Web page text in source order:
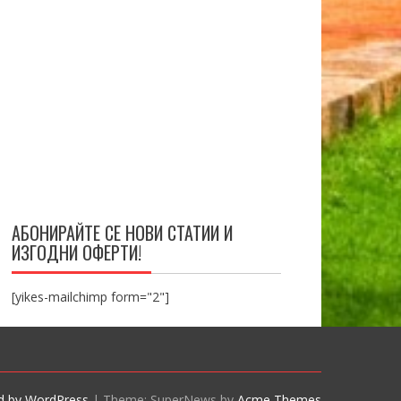
АБОНИРАЙТЕ СЕ НОВИ СТАТИИ И
ИЗГОДНИ ОФЕРТИ!
[yikes-mailchimp form="2"]